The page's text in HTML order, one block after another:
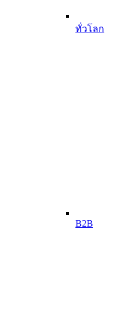
ทั่วโลก
B2B